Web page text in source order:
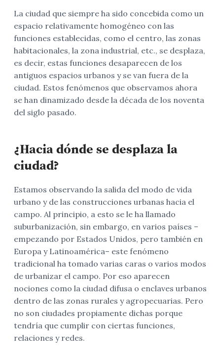
La ciudad que siempre ha sido concebida como un
espacio relativamente homogéneo con las
funciones establecidas, como el centro, las zonas
habitacionales, la zona industrial, etc., se desplaza,
es decir, estas funciones desaparecen de los
antiguos espacios urbanos y se van fuera de la
ciudad. Estos fenómenos que observamos ahora
se han dinamizado desde la década de los noventa
del siglo pasado.
¿Hacia dónde se desplaza la
ciudad?
Estamos observando la salida del modo de vida
urbano y de las construcciones urbanas hacia el
campo. Al principio, a esto se le ha llamado
suburbanización, sin embargo, en varios países –
empezando por Estados Unidos, pero también en
Europa y Latinoamérica– este fenómeno
tradicional ha tomado varias caras o varios modos
de urbanizar el campo. Por eso aparecen
nociones como la ciudad difusa o enclaves urbanos
dentro de las zonas rurales y agropecuarias. Pero
no son ciudades propiamente dichas porque
tendría que cumplir con ciertas funciones,
relaciones y redes.